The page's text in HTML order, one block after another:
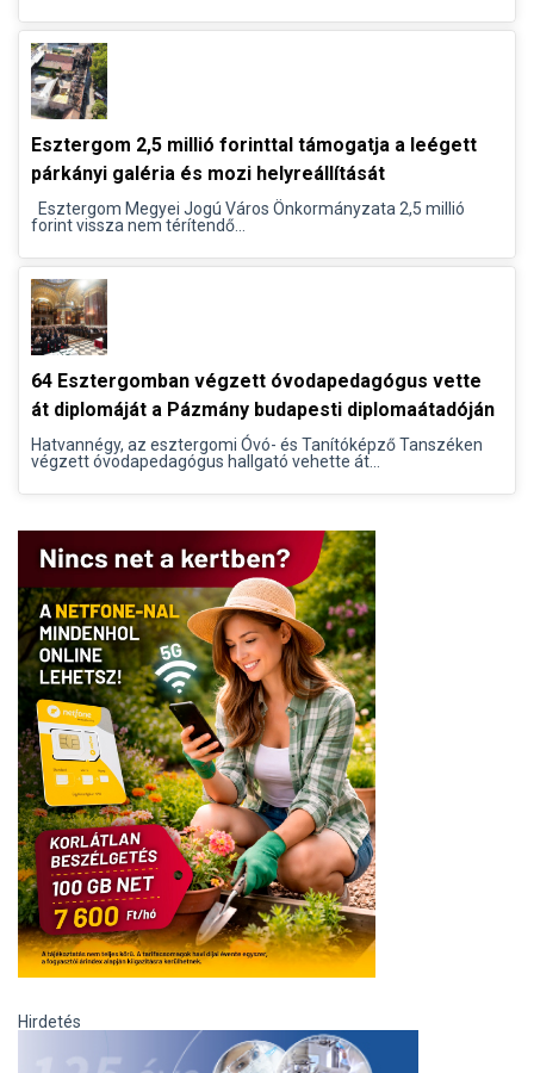
Esztergom 2,5 millió forinttal támogatja a leégett
párkányi galéria és mozi helyreállítását
Esztergom Megyei Jogú Város Önkormányzata 2,5 millió
forint vissza nem térítendő...
64 Esztergomban végzett óvodapedagógus vette
át diplomáját a Pázmány budapesti diplomaátadóján
Hatvannégy, az esztergomi Óvó- és Tanítóképző Tanszéken
végzett óvodapedagógus hallgató vehette át...
Hirdetés